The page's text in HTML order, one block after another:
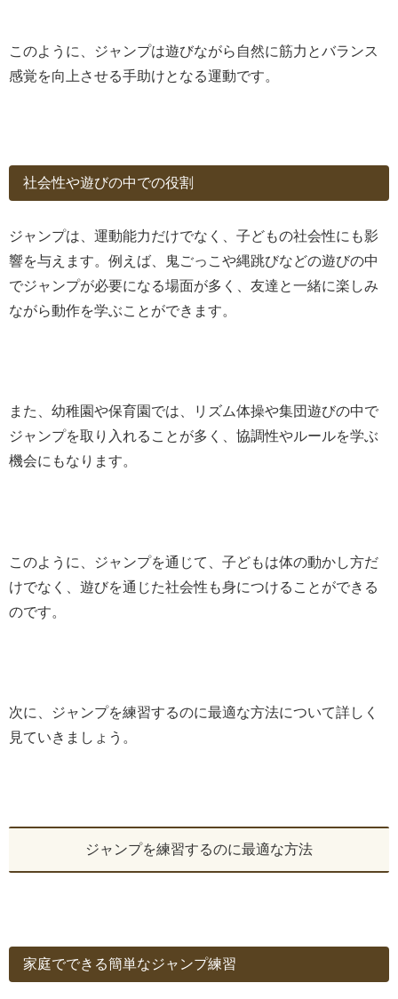
このように、ジャンプは遊びながら自然に筋力とバランス
感覚を向上させる手助けとなる運動です。
社会性や遊びの中での役割
ジャンプは、運動能力だけでなく、子どもの社会性にも影
響を与えます。例えば、鬼ごっこや縄跳びなどの遊びの中
でジャンプが必要になる場面が多く、友達と一緒に楽しみ
ながら動作を学ぶことができます。
また、幼稚園や保育園では、リズム体操や集団遊びの中で
ジャンプを取り入れることが多く、協調性やルールを学ぶ
機会にもなります。
このように、ジャンプを通じて、子どもは体の動かし方だ
けでなく、遊びを通じた社会性も身につけることができる
のです。
次に、ジャンプを練習するのに最適な方法について詳しく
見ていきましょう。
ジャンプを練習するのに最適な方法
家庭でできる簡単なジャンプ練習